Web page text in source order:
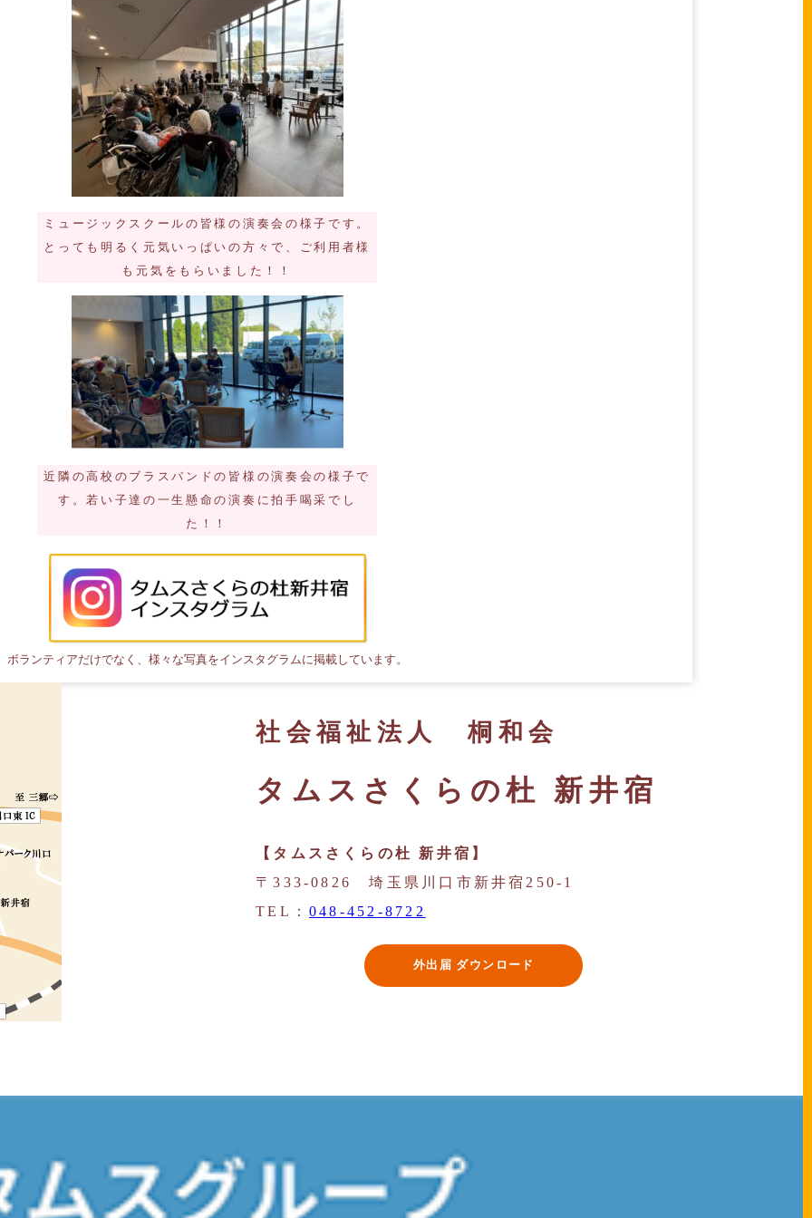
ミュージックスクールの皆様の演奏会の様子です。
とっても明るく元気いっぱいの方々で、ご利用者様
も元気をもらいました！！
近隣の高校のブラスバンドの皆様の演奏会の様子で
す。若い子達の一生懸命の演奏に拍手喝采でし
た！！
ボランティアだけでなく、様々な写真をインスタグラムに掲載しています。
社会福祉法人 桐和会
タムスさくらの杜 新井宿
【タムスさくらの杜 新井宿】
〒333-0826 埼玉県川口市新井宿250-1
TEL：048-452-8722
外出届 ダウンロード